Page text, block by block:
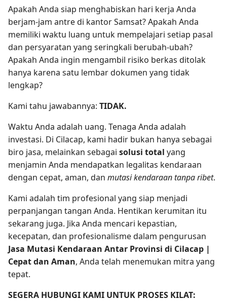
Apakah Anda siap menghabiskan hari kerja Anda
berjam-jam antre di kantor Samsat? Apakah Anda
memiliki waktu luang untuk mempelajari setiap pasal
dan persyaratan yang seringkali berubah-ubah?
Apakah Anda ingin mengambil risiko berkas ditolak
hanya karena satu lembar dokumen yang tidak
lengkap?
Kami tahu jawabannya: TIDAK.
Waktu Anda adalah uang. Tenaga Anda adalah
investasi. Di Cilacap, kami hadir bukan hanya sebagai
biro jasa, melainkan sebagai solusi total yang
menjamin Anda mendapatkan legalitas kendaraan
dengan cepat, aman, dan mutasi kendaraan tanpa ribet.
Kami adalah tim profesional yang siap menjadi
perpanjangan tangan Anda. Hentikan kerumitan itu
sekarang juga. Jika Anda mencari kepastian,
kecepatan, dan profesionalisme dalam pengurusan
Jasa Mutasi Kendaraan Antar Provinsi di Cilacap |
Cepat dan Aman, Anda telah menemukan mitra yang
tepat.
SEGERA HUBUNGI KAMI UNTUK PROSES KILAT: